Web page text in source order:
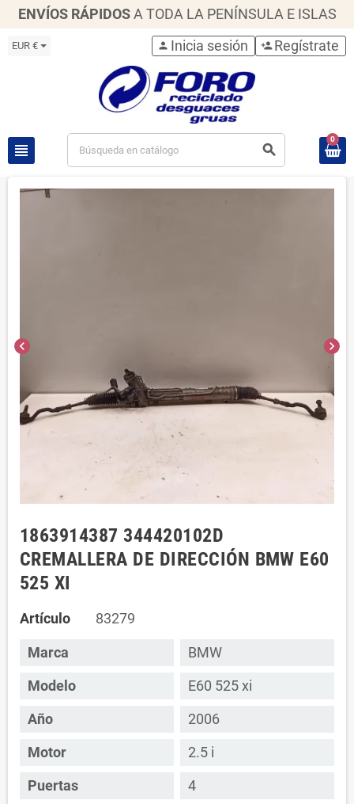
ENVÍOS RÁPIDOS A TODA LA PENÍNSULA E ISLAS
EUR €
view_headline search
person Inicia sesión person_add Regístrate
0
chevron_left chevron_right
1863914387 344420102D
CREMALLERA DE DIRECCIÓN BMW E60
525 XI
Artículo 83279
Marca
BMW
Modelo
E60 525 xi
Año
2006
Motor
2.5 i
Puertas
4